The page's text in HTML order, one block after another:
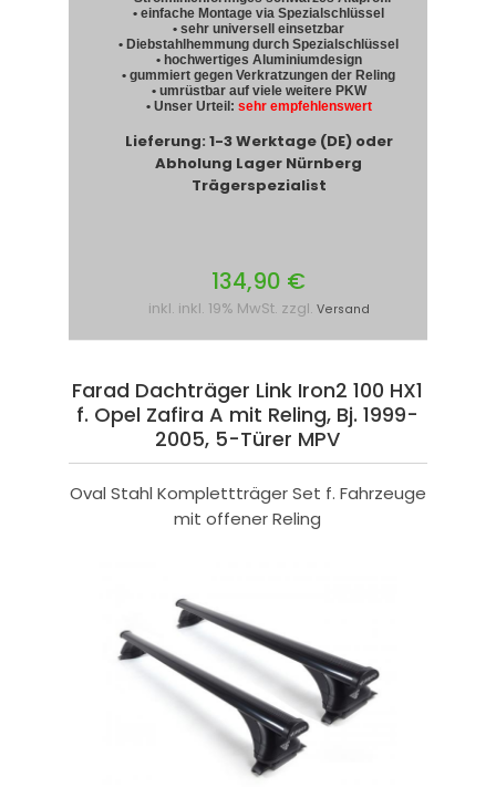
• einfache Montage via Spezialschlüssel
• sehr universell einsetzbar
• Diebstahlhemmung durch Spezialschlüssel
• hochwertiges Aluminiumdesign
• gummiert gegen Verkratzungen der Reling
• umrüstbar auf viele weitere PKW
• Unser Urteil: sehr empfehlenswert
Lieferung: 1-3 Werktage (DE) oder
Abholung Lager Nürnberg
Trägerspezialist
134,90 €
inkl. inkl. 19% MwSt. zzgl. Versand
Farad Dachträger Link Iron2 100 HX1
f. Opel Zafira A mit Reling, Bj. 1999-
2005, 5-Türer MPV
Oval Stahl Komplettträger Set f. Fahrzeuge
mit offener Reling